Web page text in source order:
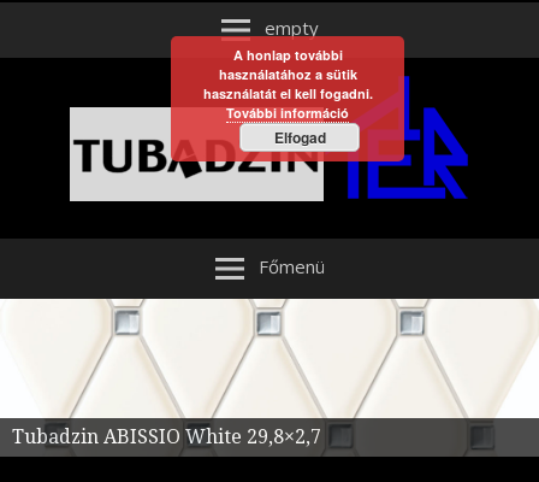
empty
Főmenü
Tubadzin ABISSIO White 29,8×2,7
A honlap további
használatához a sütik
használatát el kell fogadni.
További információ
Elfogad